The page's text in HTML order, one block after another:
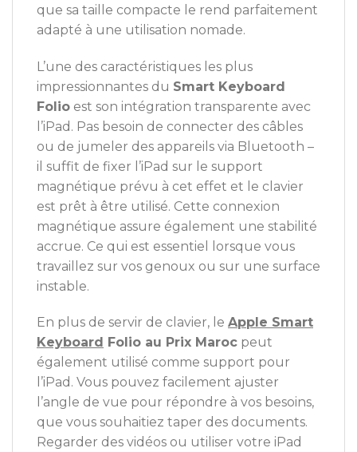
que sa taille compacte le rend parfaitement
adapté à une utilisation nomade.
L’une des caractéristiques les plus
impressionnantes du Smart Keyboard
Folio est son intégration transparente avec
l’iPad. Pas besoin de connecter des câbles
ou de jumeler des appareils via Bluetooth –
il suffit de fixer l’iPad sur le support
magnétique prévu à cet effet et le clavier
est prêt à être utilisé. Cette connexion
magnétique assure également une stabilité
accrue. Ce qui est essentiel lorsque vous
travaillez sur vos genoux ou sur une surface
instable.
En plus de servir de clavier, le Apple Smart
Keyboard
Folio au Prix Maroc peut
également utilisé comme support pour
l’iPad. Vous pouvez facilement ajuster
l’angle de vue pour répondre à vos besoins,
que vous souhaitiez taper des documents.
Regarder des vidéos ou utiliser votre iPad